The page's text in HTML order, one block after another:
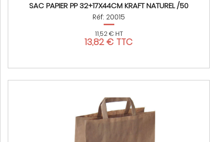
SAC PAPIER PP 32+17X44CM KRAFT NATUREL /50
Réf: 20015
11,52 € HT
13,82 € TTC